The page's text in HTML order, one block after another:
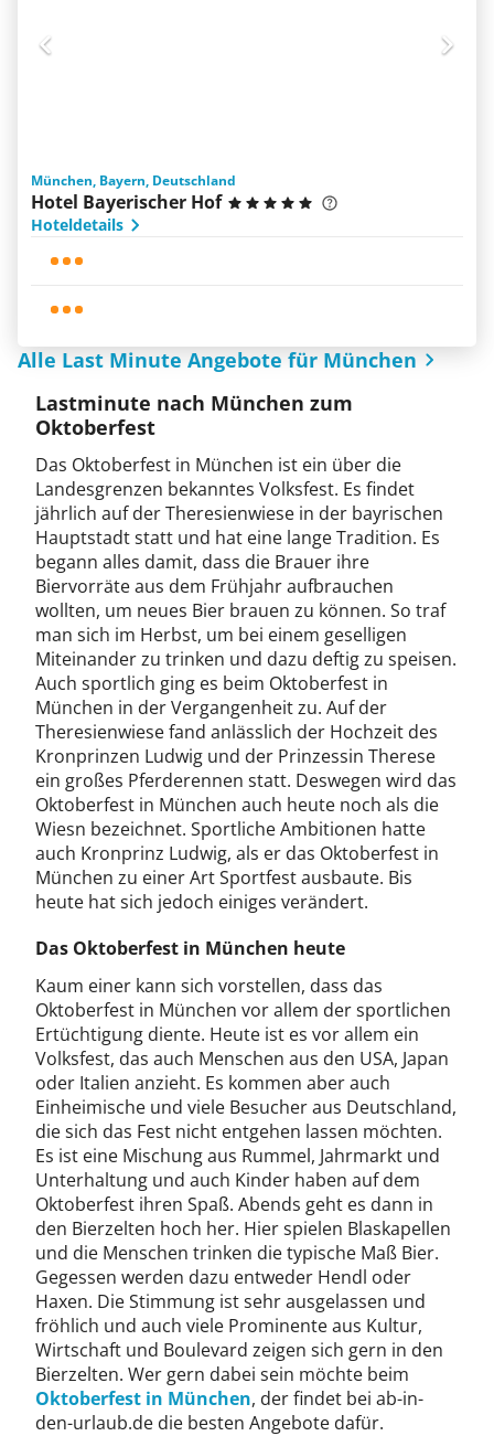
München, Bayern, Deutschland
Hotel Bayerischer Hof
Hoteldetails
Alle Last Minute Angebote für München
Lastminute nach München zum
Oktoberfest
Das Oktoberfest in München ist ein über die
Landesgrenzen bekanntes Volksfest. Es findet
jährlich auf der Theresienwiese in der bayrischen
Hauptstadt statt und hat eine lange Tradition. Es
begann alles damit, dass die Brauer ihre
Biervorräte aus dem Frühjahr aufbrauchen
wollten, um neues Bier brauen zu können. So traf
man sich im Herbst, um bei einem geselligen
Miteinander zu trinken und dazu deftig zu speisen.
Auch sportlich ging es beim Oktoberfest in
München in der Vergangenheit zu. Auf der
Theresienwiese fand anlässlich der Hochzeit des
Kronprinzen Ludwig und der Prinzessin Therese
ein großes Pferderennen statt. Deswegen wird das
Oktoberfest in München auch heute noch als die
Wiesn bezeichnet. Sportliche Ambitionen hatte
auch Kronprinz Ludwig, als er das Oktoberfest in
München zu einer Art Sportfest ausbaute. Bis
heute hat sich jedoch einiges verändert.
Das Oktoberfest in München heute
Kaum einer kann sich vorstellen, dass das
Oktoberfest in München vor allem der sportlichen
Ertüchtigung diente. Heute ist es vor allem ein
Volksfest, das auch Menschen aus den USA, Japan
oder Italien anzieht. Es kommen aber auch
Einheimische und viele Besucher aus Deutschland,
die sich das Fest nicht entgehen lassen möchten.
Es ist eine Mischung aus Rummel, Jahrmarkt und
Unterhaltung und auch Kinder haben auf dem
Oktoberfest ihren Spaß. Abends geht es dann in
den Bierzelten hoch her. Hier spielen Blaskapellen
und die Menschen trinken die typische Maß Bier.
Gegessen werden dazu entweder Hendl oder
Haxen. Die Stimmung ist sehr ausgelassen und
fröhlich und auch viele Prominente aus Kultur,
Wirtschaft und Boulevard zeigen sich gern in den
Bierzelten. Wer gern dabei sein möchte beim
Oktoberfest in München, der findet bei ab-in-
den-urlaub.de die besten Angebote dafür.